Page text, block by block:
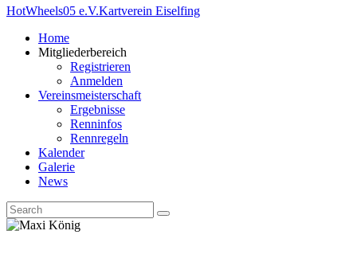
HotWheels05 e.V.Kartverein Eiselfing
Home
Mitgliederbereich
Registrieren
Anmelden
Vereinsmeisterschaft
Ergebnisse
Renninfos
Rennregeln
Kalender
Galerie
News